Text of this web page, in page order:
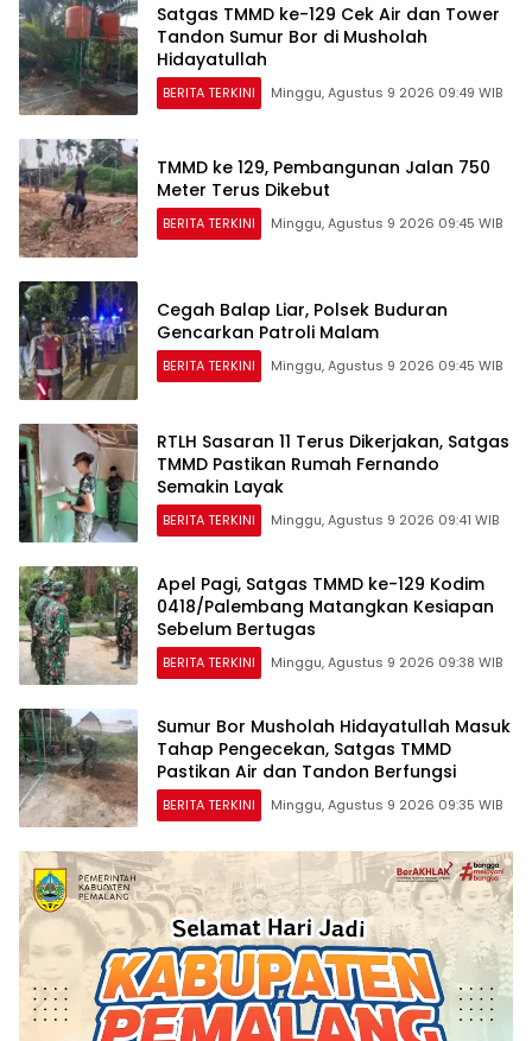
Satgas TMMD ke-129 Cek Air dan Tower
Tandon Sumur Bor di Musholah
Hidayatullah
BERITA TERKINI Minggu, Agustus 9 2026 09:49 WIB
TMMD ke 129, Pembangunan Jalan 750
Meter Terus Dikebut
BERITA TERKINI Minggu, Agustus 9 2026 09:45 WIB
Cegah Balap Liar, Polsek Buduran
Gencarkan Patroli Malam
BERITA TERKINI Minggu, Agustus 9 2026 09:45 WIB
RTLH Sasaran 11 Terus Dikerjakan, Satgas
TMMD Pastikan Rumah Fernando
Semakin Layak
BERITA TERKINI Minggu, Agustus 9 2026 09:41 WIB
Apel Pagi, Satgas TMMD ke-129 Kodim
0418/Palembang Matangkan Kesiapan
Sebelum Bertugas
BERITA TERKINI Minggu, Agustus 9 2026 09:38 WIB
Sumur Bor Musholah Hidayatullah Masuk
Tahap Pengecekan, Satgas TMMD
Pastikan Air dan Tandon Berfungsi
BERITA TERKINI Minggu, Agustus 9 2026 09:35 WIB